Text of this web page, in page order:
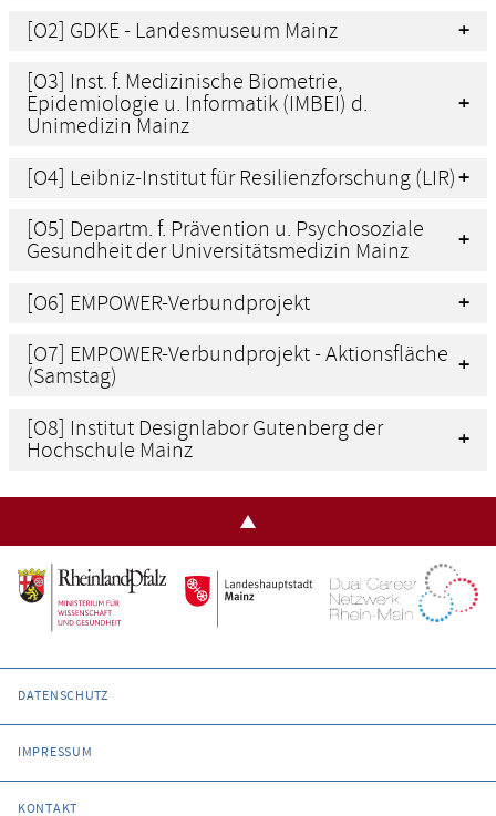
[O2] GDKE - Landesmuseum Mainz
[O3] Inst. f. Medizinische Biometrie,
Epidemiologie u. Informatik (IMBEI) d.
Unimedizin Mainz
[O4] Leibniz-Institut für Resilienzforschung (LIR)
[O5] Departm. f. Prävention u. Psychosoziale
Gesundheit der Universitätsmedizin Mainz
[O6] EMPOWER-Verbundprojekt
[O7] EMPOWER-Verbundprojekt - Aktionsfläche
(Samstag)
[O8] Institut Designlabor Gutenberg der
Hochschule Mainz
DATENSCHUTZ
IMPRESSUM
KONTAKT